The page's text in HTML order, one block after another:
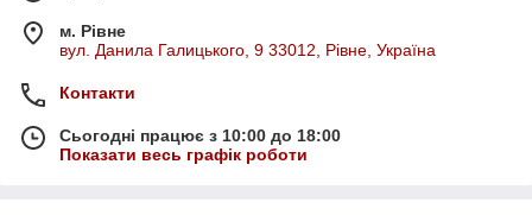
м. Рівне
вул. Данила Галицького, 9 33012, Рівне, Україна
Контакти
Сьогодні працює з 10:00 до 18:00
Показати весь графік роботи